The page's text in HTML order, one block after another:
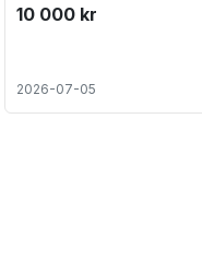
10 000 kr
2026-07-05